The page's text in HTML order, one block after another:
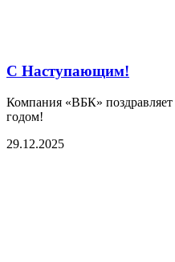
С Наступающим!
Компания «ВБК»
годом!
29.12.2025